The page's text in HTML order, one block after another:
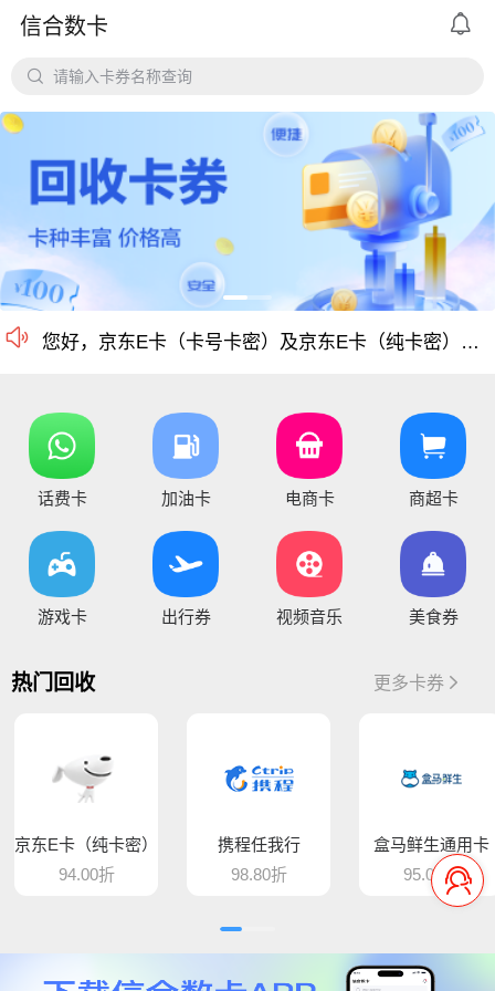
信合数卡 
 请输入卡券名称查询

尊敬的信合用户您好：目前银行卡，支付宝提现已恢复正常 ，欢迎提卡
通知：支付宝提现通道暂时维护，恢复另行通知，带来的不便敬请谅解！
您好，京东E卡（卡号卡密）及京东E卡（纯卡密）50-5000面值卡已维护 ，请贵司及时做好调整 ，恢复待通知
您好，通兑一卡通临时维护，麻烦暂停提交订单，恢复通知！
将于15:30维护，恢复待通知
您好，目前银行卡提现暂时维护，恢复待通知，给您
平台新增百商一卡通，销卡较快，欢迎提交！
您好 平台新增中百提货券 骏卡益汇卡 骏卡随心卡 欢迎大家前来提交
平台对京东e卡、携程任我行长期有大量需求，欢迎有各类有相关资源的个人和企业长期合作。
价格公道、稳定需求，长期回收京东E卡、携程卡。
仅支持合法合规的正规卡合作，您可以直接在平台
信合长期大量回收各类礼品卡、游戏点卡、话费卡、
京东E卡500面值以上寄售回收价格上调至965折
电商卡如京东卡、沃尔玛、盒马卡、瑞祥卡、天猫卡、苏宁、携程等等
话费卡 加油卡 电商卡 商超卡
游戏卡 出行券 视频音乐 美食券
热门回收 更多卡券
京东E卡（纯卡密）
94.00折
携程任我行
98.80折
盒马鲜生通用卡
95.00折